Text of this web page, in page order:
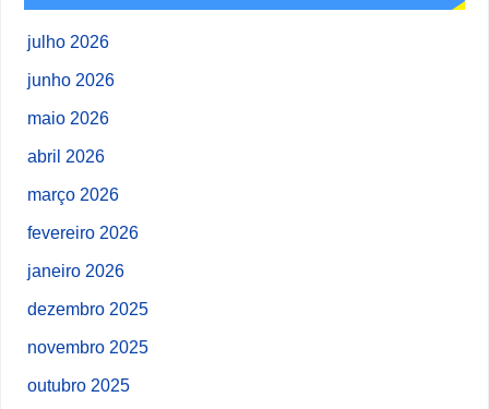
julho 2026
junho 2026
maio 2026
abril 2026
março 2026
fevereiro 2026
janeiro 2026
dezembro 2025
novembro 2025
outubro 2025